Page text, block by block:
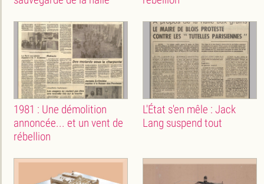
1981 : Une démolition
annoncée... et un vent de
rébellion
L'État s'en mêle : Jack
Lang suspend tout